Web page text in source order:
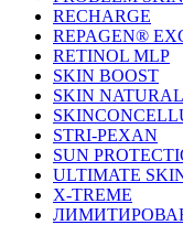
RECHARGE
REPAGEN®
RETINOL MLP
SKIN BOOST
SKIN NATURAL
STRI-PEXAN
SUN
ULTIMATE
X-TREME